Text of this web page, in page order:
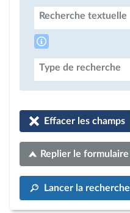
Recherche textuelle
Type de recherche
Effacer les champs
Replier le formulaire
Lancer la recherche